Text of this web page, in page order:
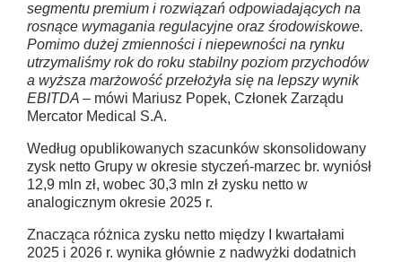
segmentu premium i rozwiązań odpowiadających na
rosnące wymagania regulacyjne oraz środowiskowe.
Pomimo dużej zmienności i niepewności na rynku
utrzymaliśmy rok do roku stabilny poziom przychodów
a wyższa marżowość przełożyła się na lepszy wynik
EBITDA – mówi Mariusz Popek, Członek Zarządu
Mercator Medical S.A.
Według opublikowanych szacunków skonsolidowany
zysk netto Grupy w okresie styczeń-marzec br. wyniósł
12,9 mln zł, wobec 30,3 mln zł zysku netto w
analogicznym okresie 2025 r.
Znacząca różnica zysku netto między I kwartałami
2025 i 2026 r. wynika głównie z nadwyżki dodatnich